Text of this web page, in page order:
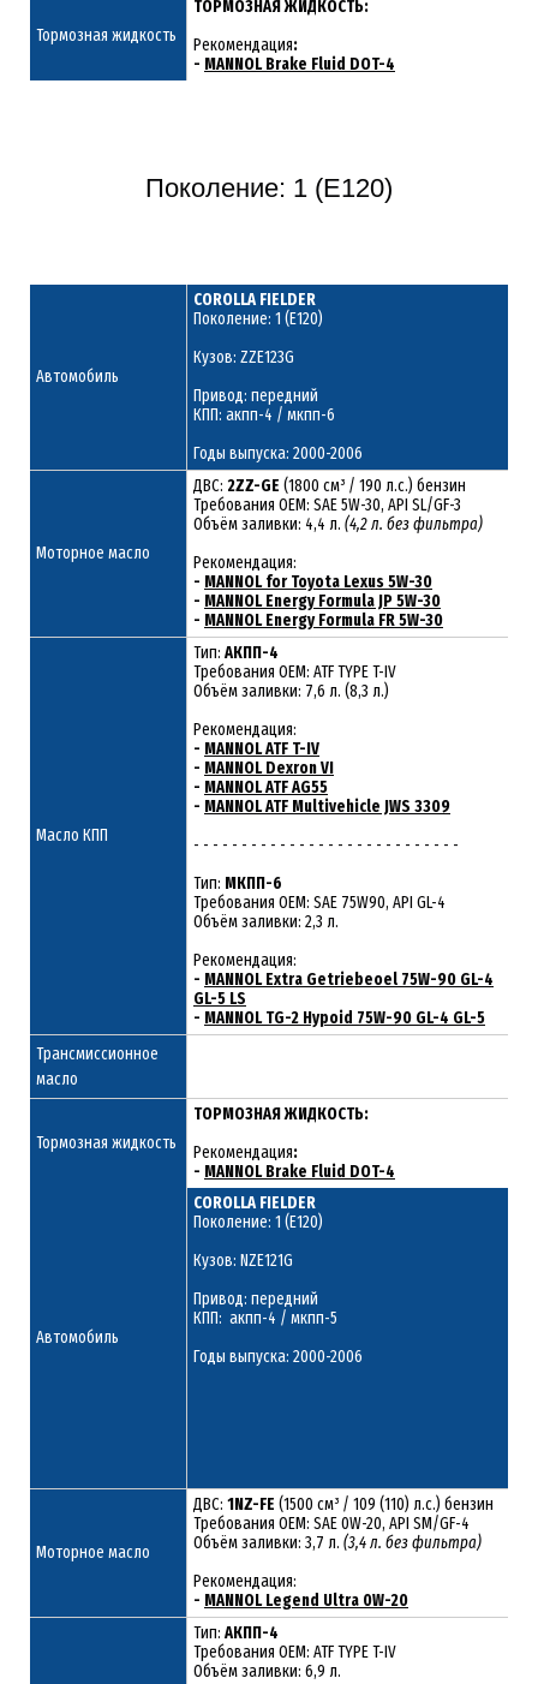
Тормозная жидкость
ТОРМОЗНАЯ ЖИДКОСТЬ:
Рекомендация:
- MANNOL Brake Fluid DOT-4
Поколение: 1 (E120)
Автомобиль
COROLLA FIELDER
Поколение: 1 (E120)
Кузов: ZZE123G
Привод: передний
КПП: акпп-4 / мкпп-6
Годы выпуска: 2000-2006
Моторное масло
ДВС: 2ZZ-GE (1800 см³ / 190 л.с.) бензин
Требования ОЕМ: SAE 5W-30, API SL/GF-3
Объём заливки: 4,4 л. (4,2 л. без фильтра)
Рекомендация:
- MANNOL for Toyota Lexus 5W-30
- MANNOL Energy Formula JP 5W-30
- MANNOL Energy Formula FR 5W-30
Масло КПП
Тип: АКПП-4
Требования OEM: ATF TYPET-IV
Объём заливки: 7,6 л. (8,3 л.)
Рекомендация:
- MANNOL ATF T-IV
- MANNOL Dexron VI
- MANNOL ATF AG55
- MANNOL ATF Multivehicle JWS 3309
- - - - - - - - - - - - - - - - - - - - - - - - - - - -
Тип: МКПП-6
Требования OEM: SAE 75W90, API GL-4
Объём заливки: 2,3 л.
Рекомендация:
- MANNOL Extra Getriebeoel 75W-90 GL-4
GL-5 LS
- MANNOL TG-2 Hypoid 75W-90 GL-4 GL-5
Трансмиссионное
масло
Тормозная жидкость
ТОРМОЗНАЯ ЖИДКОСТЬ:
Рекомендация:
- MANNOL Brake Fluid DOT-4
Автомобиль
COROLLA FIELDER
Поколение: 1 (E120)
Кузов: NZE121G
Привод: передний
КПП: акпп-4 / мкпп-5
Годы выпуска: 2000-2006
Моторное масло
ДВС: 1NZ-FE (1500 см³ / 109 (110) л.с.) бензин
Требования ОЕМ: SAE 0W-20, API SM/GF-4
Объём заливки: 3,7 л. (3,4 л. без фильтра)
Рекомендация:
- MANNOL Legend Ultra 0W-20
Тип: АКПП-4
Требования OEM: ATF TYPE T-IV
Объём заливки: 6,9 л.